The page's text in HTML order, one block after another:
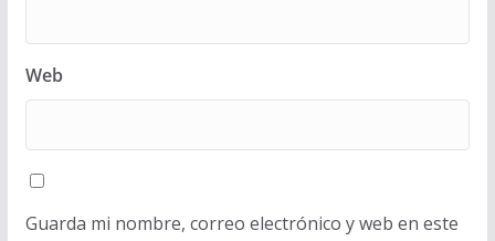
Web
Guarda mi nombre, correo electrónico y web en este